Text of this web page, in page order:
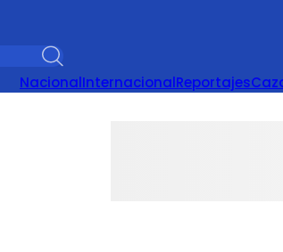
NacionalInternacionalReportajes